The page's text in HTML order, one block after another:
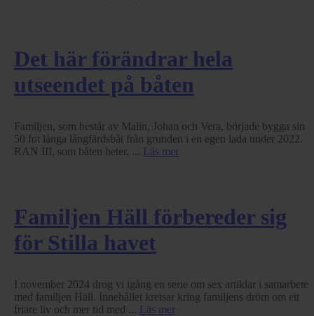
Det här förändrar hela
utseendet på båten
Familjen, som består av Malin, Johan och Vera, började bygga sin
50 fot långa långfärdsbåt från grunden i en egen lada under 2022.
RAN III, som båten heter, ... Läs mer
Familjen Häll förbereder sig
för Stilla havet
I november 2024 drog vi igång en serie om sex artiklar i samarbete
med familjen Häll. Innehållet kretsar kring familjens dröm om ett
friare liv och mer tid med ... Läs mer